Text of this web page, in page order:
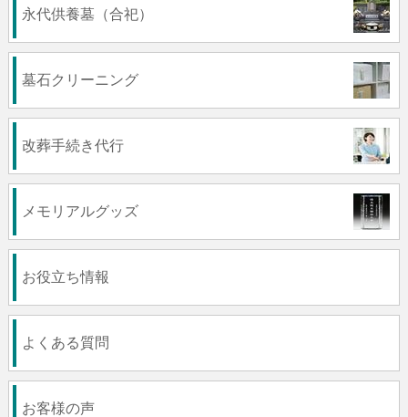
永代供養墓（合祀）
墓石クリーニング
改葬手続き代行
メモリアルグッズ
お役立ち情報
よくある質問
お客様の声